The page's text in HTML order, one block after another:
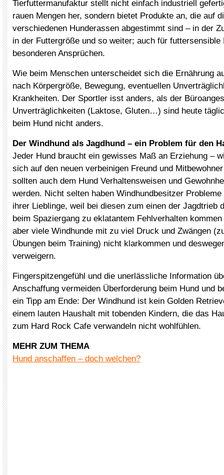
Tierfuttermanufaktur stellt nicht einfach industriell
rauen Mengen her, sondern bietet Produkte an, die auf
verschiedenen Hunderassen abgestimmt sind – in der
in der Futtergröße und so weiter; auch für futtersensible
besonderen Ansprüchen.
Wie beim Menschen unterscheidet sich die Ernährung
nach Körpergröße, Bewegung, eventuellen
Krankheiten. Der Sportler isst anders, als der
Unverträglichkeiten (Laktose, Gluten…) sind heute
beim Hund nicht anders.
Der Windhund als Jagdhund – ein Problem für den
Jeder Hund braucht ein gewisses Maß an Erziehung –
sich auf den neuen verbeinigen Freund und
sollten auch dem Hund Verhaltensweisen und
werden. Nicht selten haben Windhundbesitzer
ihrer Lieblinge, weil bei diesen zum einen der Jagdtrieb
beim Spaziergang zu eklatantem Fehlverhalten
aber viele Windhunde mit zu viel Druck und Zwängen
Übungen beim Training) nicht klarkommen und
verweigern.
Fingerspitzengefühl und die unerlässliche Information
Anschaffung vermeiden Überforderung beim Hund und
ein Tipp am Ende: Der Windhund ist kein Golden
einem lauten Haushalt mit tobenden Kindern, die das
zum Hard Rock Cafe verwandeln nicht wohlfühlen.
MEHR ZUM THEMA
Hund anschaffen – doch welchen?